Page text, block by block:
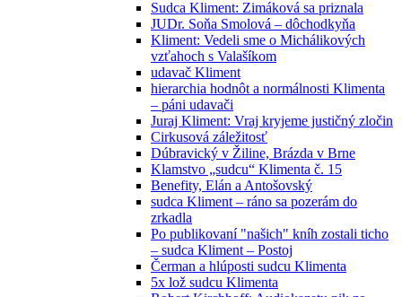
Sudca Kliment: Zimáková sa priznala
JUDr. Soňa Smolová – dôchodkyňa
Kliment: Vedeli sme o Michálikových
vzťahoch s Valašíkom
udavač Kliment
hierarchia hodnôt a normálnosti Klimenta
– páni udavači
Juraj Kliment: Vraj kryjeme justičný zločin
Cirkusová záležitosť
Dúbravický v Žiline, Brázda v Brne
Klamstvo „sudcu“ Klimenta č. 15
Benefity, Elán a Antošovský
sudca Kliment – ráno sa pozerám do
zrkadla
Po publikovaní "našich" kníh zostali ticho
– sudca Kliment – Postoj
Čerman a hlúposti sudcu Klimenta
5x lož sudcu Klimenta